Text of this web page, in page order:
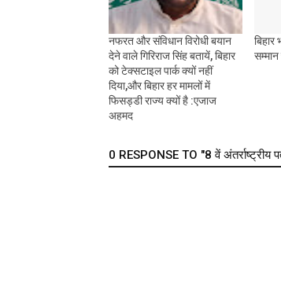
नफरत और संविधान विरोधी बयान
देने वाले गिरिराज सिंह बतायें, बिहार
को टेक्सटाइल पार्क क्यों नहीं
दिया,और बिहार हर मामलों में
फिसड्डी राज्य क्यों है :एजाज
अहमद
0 RESPONSE TO "8 वें अंतर्राष्ट्रीय